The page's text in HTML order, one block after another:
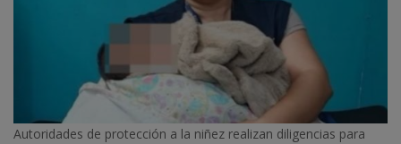
Autoridades de protección a la niñez realizan diligencias para